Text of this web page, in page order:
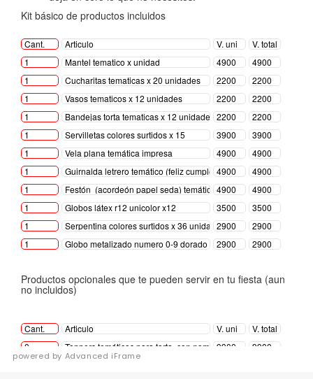
powered by Advanced iFrame